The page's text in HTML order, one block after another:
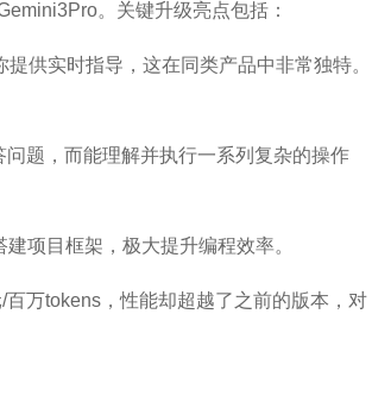
。关键升级亮点包括：
供实时指导，这在同类产品中非常独特。
题，而能理解并执行一系列复杂的操作
项目框架，极大提升编程效率。
万tokens，性能却超越了之前的版本，对